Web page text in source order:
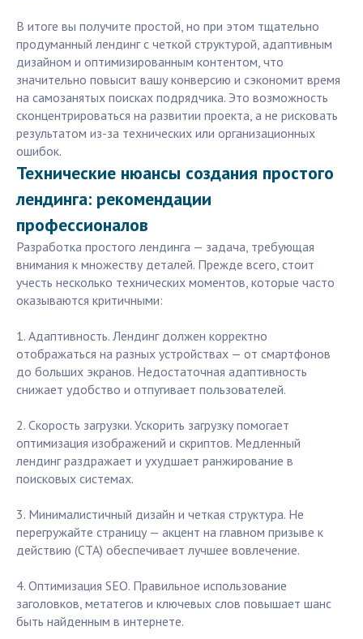
В итоге вы получите простой, но при этом тщательно
продуманный лендинг с четкой структурой, адаптивным
дизайном и оптимизированным контентом, что
значительно повысит вашу конверсию и сэкономит время
на самозанятых поисках подрядчика. Это возможность
сконцентрироваться на развитии проекта, а не рисковать
результатом из-за технических или организационных
ошибок.
Технические нюансы создания простого
лендинга: рекомендации
профессионалов
Разработка простого лендинга — задача, требующая
внимания к множеству деталей. Прежде всего, стоит
учесть несколько технических моментов, которые часто
оказываются критичными:
1. Адаптивность. Лендинг должен корректно
отображаться на разных устройствах — от смартфонов
до больших экранов. Недостаточная адаптивность
снижает удобство и отпугивает пользователей.
2. Скорость загрузки. Ускорить загрузку помогает
оптимизация изображений и скриптов. Медленный
лендинг раздражает и ухудшает ранжирование в
поисковых системах.
3. Минималистичный дизайн и четкая структура. Не
перегружайте страницу — акцент на главном призыве к
действию (CTA) обеспечивает лучшее вовлечение.
4. Оптимизация SEO. Правильное использование
заголовков, метатегов и ключевых слов повышает шанс
быть найденным в интернете.